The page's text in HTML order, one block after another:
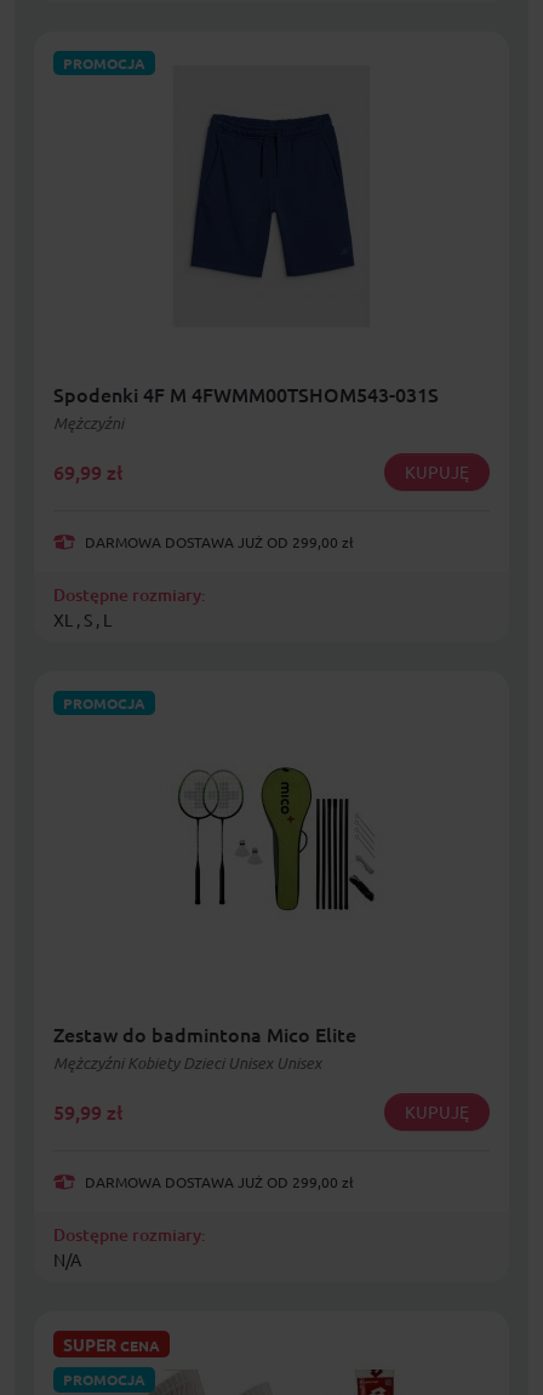
PROMOCJA
Spodenki 4F M 4FWMM00TSHOM543-031S
Mężczyźni
69,99 zł KUPUJĘ
DARMOWA DOSTAWA JUŻ OD 299,00 zł
Dostępne rozmiary:
XL , S , L
PROMOCJA
Zestaw do badmintona Mico Elite
Mężczyźni Kobiety Dzieci Unisex Unisex
59,99 zł KUPUJĘ
DARMOWA DOSTAWA JUŻ OD 299,00 zł
Dostępne rozmiary:
N/A
SUPERCENA
PROMOCJA